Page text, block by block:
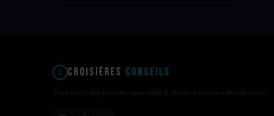
Croisières Conseils
"Deux mecs, une passion : vous aider à choisir la croisière de vos rêves."